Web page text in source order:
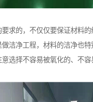
求的，不仅仅要保证材料的
洁净工程，材料的洁净也特
选择不容易被氧化的、不容